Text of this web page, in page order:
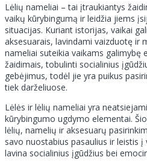
Lėlių nameliai – tai įtraukiantys
vaikų kūrybingumą ir leidžia jiems
situacijas. Kuriant istorijas, vaikai
aksesuarais, lavindami vaizduotę ir
nameliai suteikia vaikams galimybę
žaidimais, tobulinti socialinius
gebėjimus, todėl jie yra puikus
tiek darželiuose.
Lėlės ir lėlių nameliai yra
kūrybingumo ugdymo elementai.
lėlių, namelių ir aksesuarų
savo nuostabius pasaulius ir leistis
lavina socialinius įgūdžius bei